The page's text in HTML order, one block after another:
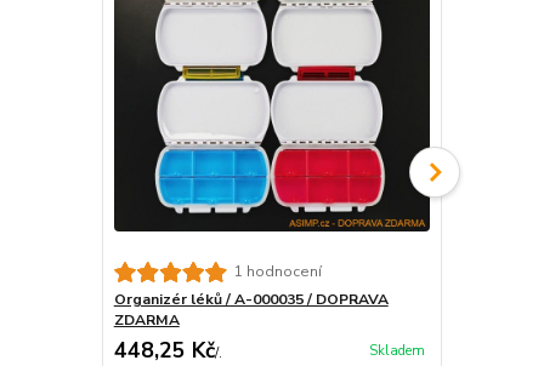
1 hodnocení
Organizér léků / A-000035 / DOPRAVA
ZDARMA
448,25 Kč/. Skladem